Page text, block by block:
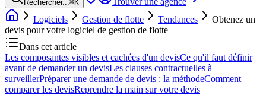
Rechercher...⌘K
Logiciels
Gestion de flotte Tendances
Obtenez un
devis pour votre logiciel de gestion de flotte
Dans cet article
Les composantes visibles et cachées d'un devisCe qu'il faut définir
avant de demander un devisLes clauses contractuelles à
surveillerPréparer une demande de devis : la méthodeComment
comparer les devisReprendre la main sur votre devis